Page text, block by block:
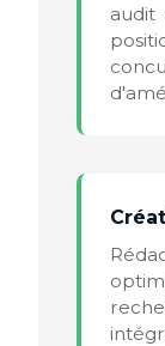
audit